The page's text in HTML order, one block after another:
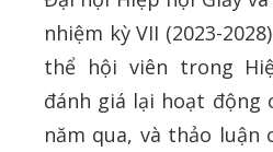
nhiệm kỳ VII (2023-
thể hội viên trong
đánh giá lại hoạt động
năm qua, và thảo luận